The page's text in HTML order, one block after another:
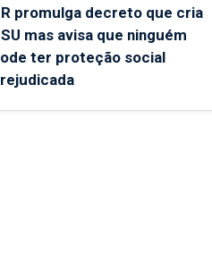
promulga decreto que cria
mas avisa que ninguém
ter proteção social